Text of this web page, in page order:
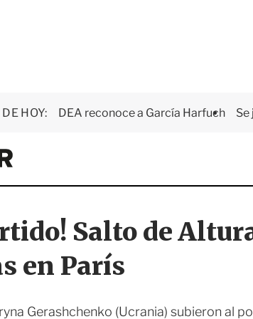
DE HOY: DEA reconoce a García Harfuch
E
x
e
i
o
r
Salto de
en París
Gerashchenko (Ucrania) subieron al